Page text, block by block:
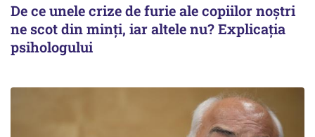
De ce unele crize de furie ale copiilor noștri
ne scot din minți, iar altele nu? Explicația
psihologului